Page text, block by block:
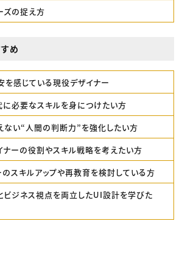
ズの捉え方
め
感じている現役デザイナー
に必要なスキルを身につけたい方
ない“人間の判断力”を強化したい方
ーの役割やスキル戦略を考えたい方
スキルアップや再教育を検討している方
ビジネス視点を両立したUI設計を学びた